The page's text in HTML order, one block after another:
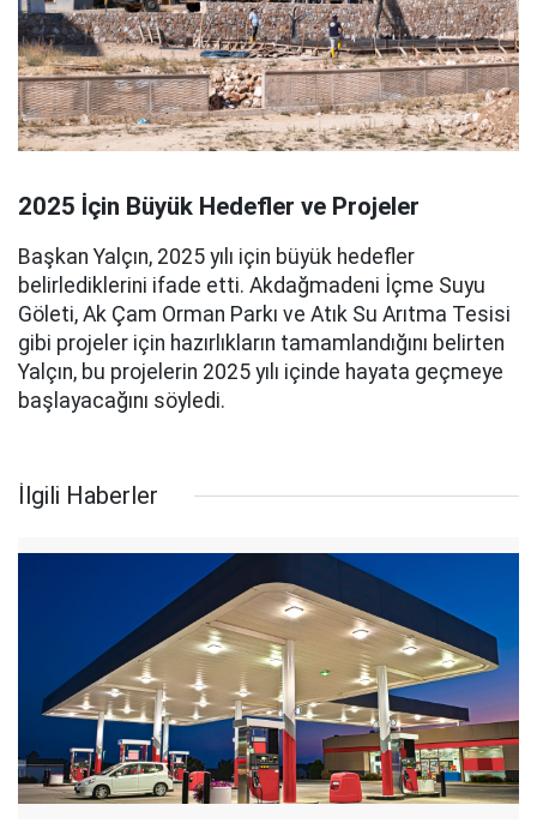
2025 İçin Büyük Hedefler ve Projeler
Başkan Yalçın, 2025 yılı için büyük hedefler
belirlediklerini ifade etti. Akdağmadeni İçme Suyu
Göleti, Ak Çam Orman Parkı ve Atık Su Arıtma Tesisi
gibi projeler için hazırlıkların tamamlandığını belirten
Yalçın, bu projelerin 2025 yılı içinde hayata geçmeye
başlayacağını söyledi.
İlgili Haberler